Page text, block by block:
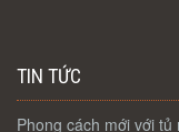
TIN TỨC
Phong cách mới với